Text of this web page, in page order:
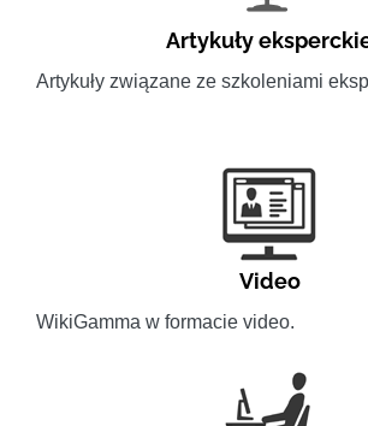
Artykuły
Artykuły związane ze szkoleniami
Video
WikiGamma w formacie video.